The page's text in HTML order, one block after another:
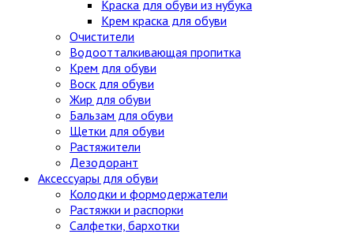
Краска для обуви из нубука
Крем краска для обуви
Очистители
Водоотталкивающая пропитка
Крем для обуви
Воск для обуви
Жир для обуви
Бальзам для обуви
Щетки для обуви
Растяжители
Дезодорант
Аксессуары для обуви
Колодки и формодержатели
Растяжки и распорки
Салфетки, бархотки